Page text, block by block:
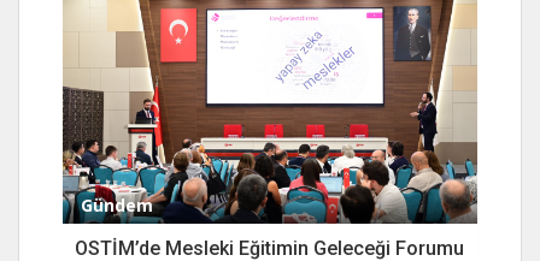
Gündem
OSTİM’de Mesleki Eğitimin Geleceği Forumu